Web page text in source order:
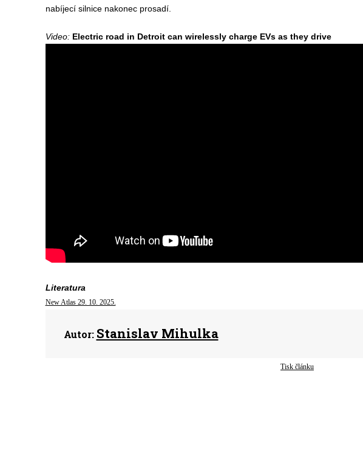
nabíjecí silnice nakonec prosadí.
Video: Electric road in Detroit can wirelessly charge EVs as they drive
Literatura
New Atlas 29. 10. 2025.
Autor: Stanislav Mihulka
Tisk článku